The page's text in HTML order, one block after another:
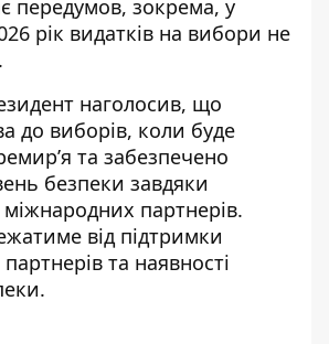
передумов, зокрема, у
рік видатків на вибори не
.
наголосив, що
до виборів, коли буде
та забезпечено
безпеки завдяки
міжнародних партнерів.
від підтримки
та наявності